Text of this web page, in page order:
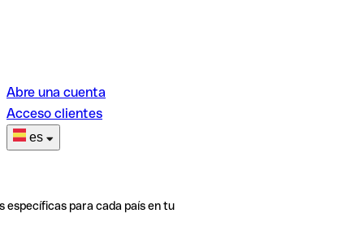
Abre una cuenta
Acceso clientes
es
específicas para cada país en tu